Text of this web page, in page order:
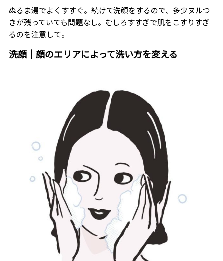
ぬるま湯でよくすすぐ。続けて洗顔をするので、多少ヌルつ
きが残っていても問題なし。むしろすすぎで肌をこすりすぎ
るのを注意して。
洗顔｜顔のエリアによって洗い方を変える